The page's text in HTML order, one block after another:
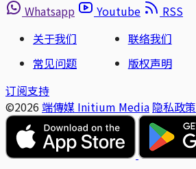
Whatsapp
Youtube
RSS
关于我们
联络我们
常见问题
版权声明
订阅支持
©2026 端傳媒 Initium Media 隐私政策